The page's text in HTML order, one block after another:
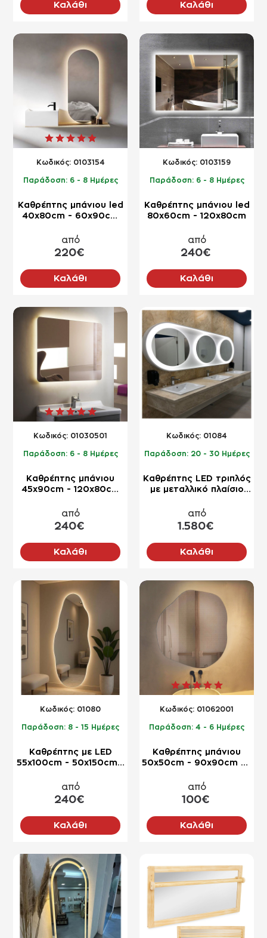
Καλάθι Καλάθι
NEO
Kωδικός: 0103154
Παράδοση: 6 - 8 Ημέρες
Καθρέπτης μπάνιου led
40x80cm - 60x90cm
από
220€
Καλάθι
NEO
Kωδικός: 0103159
Παράδοση: 6 - 8 Ημέρες
Καθρέπτης μπάνιου led
80x60cm - 120x80cm
από
240€
Καλάθι
NEO
Kωδικός: 01030501
Παράδοση: 6 - 8 Ημέρες
Καθρέπτης μπάνιου
45x90cm - 120x80cm
στρογγυλεμένες γωνίες
από
240€
Καλάθι
NEO
Kωδικός: 01084
Παράδοση: 20 - 30 Ημέρες
Καθρέπτης LED τριπλός
με μεταλλικό πλαίσιο
διαστάσεων 80x220cm
από
1.580€
Καλάθι
NEO
Kωδικός: 01080
Παράδοση: 8 - 15 Ημέρες
Καθρέπτης με LED
55x100cm - 50x150cm -
ελεύθερο σχέδιο
από
240€
Καλάθι
NEO
Kωδικός: 01062001
Παράδοση: 4 - 6 Ημέρες
Καθρέπτης μπάνιου
50x50cm - 90x90cm σε
από
100€
Καλάθι